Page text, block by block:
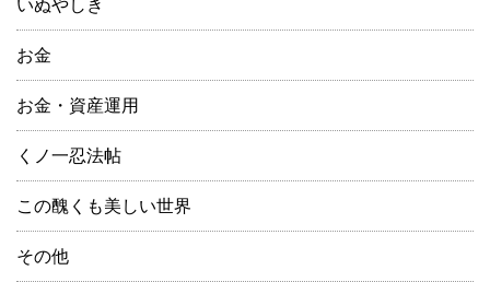
いぬやしき
お金
お金・資産運用
くノ一忍法帖
この醜くも美しい世界
その他